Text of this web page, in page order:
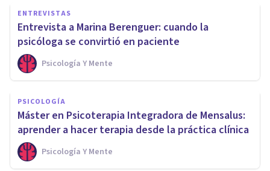
ENTREVISTAS
Entrevista a Marina Berenguer: cuando la
psicóloga se convirtió en paciente
Psicología Y Mente
PSICOLOGÍA
Máster en Psicoterapia Integradora de Mensalus:
aprender a hacer terapia desde la práctica clínica
Psicología Y Mente